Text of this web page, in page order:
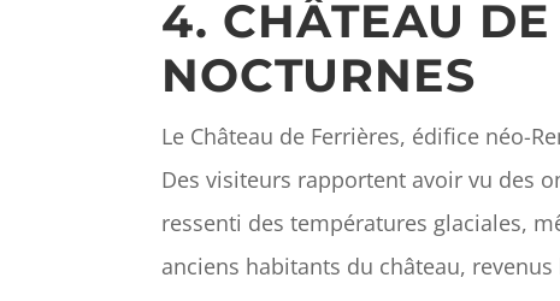
4. CHÂTEAU
NOCTURNES
Le Château de Ferrières, édifice néo-
Des visiteurs rapportent avoir vu des
ressenti des températures glaciales,
anciens habitants du château,